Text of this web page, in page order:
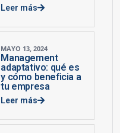
Leer más
MAYO 13, 2024
Management
adaptativo: qué es
y cómo beneficia a
tu empresa
Leer más